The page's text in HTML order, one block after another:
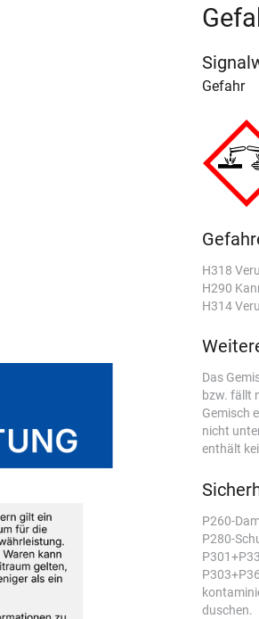
Gefahr
H318
H290
H314
Das
bzw. fällt
Gemisch
nicht
enthält
P260-
P280-
duschen.